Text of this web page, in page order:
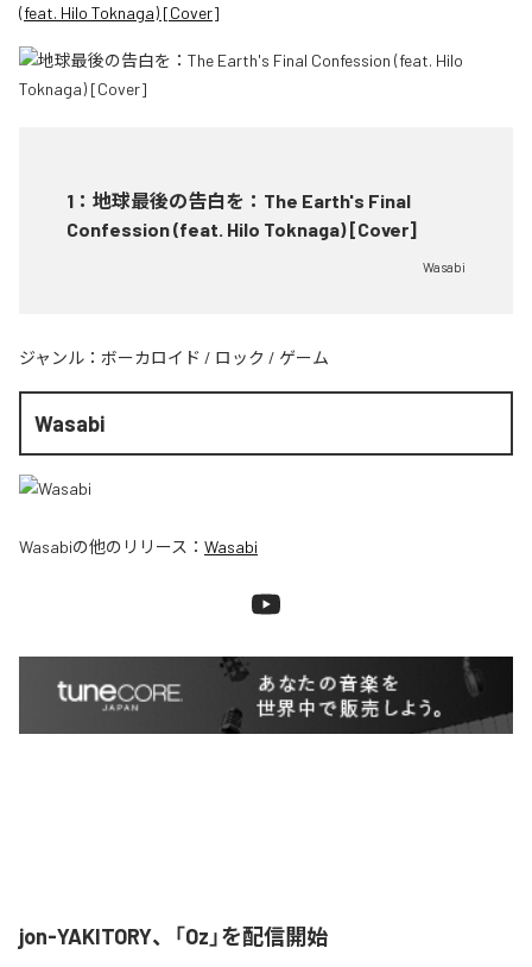
(feat. Hilo Toknaga) [Cover]
1 ： 地球最後の告白を：The Earth's Final
Confession (feat. Hilo Toknaga) [Cover]
Wasabi
ジャンル： ボーカロイド / ロック / ゲーム
Wasabi
Wasabiの他のリリース： Wasabi
jon-YAKITORY、「Oz」を配信開始